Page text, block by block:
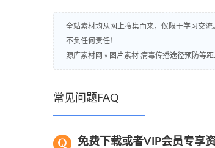
全站素材均从网上搜集而来，仅限于学习交
不负任何责任！
源库素材网 » 图片素材 病毒传播途径预防等
常见问题FAQ
免费下载或者VIP会员专享